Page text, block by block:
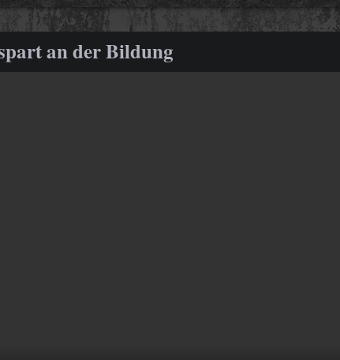
an der Bildung